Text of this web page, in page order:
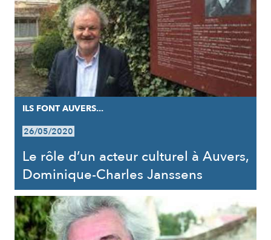
ILS FONT AUVERS...
26/05/2020
Le rôle d’un acteur culturel à Auvers,
Dominique-Charles Janssens